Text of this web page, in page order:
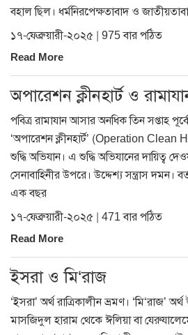
বহাল ছিল। ধর্মনিরপেক্ষতাবাদ ও
১৭-ফেব্রুয়ারী-২০২৫ | 975 বার পঠিত
Read More
অপারেশন ক্লীনহার্ট ও
পবিত্র রামাযান আসার অনধিক তিন সপ্তাহ
‘অপারেশন ক্লীনহার্ট’ (Operation
শুদ্ধি অভিযান। এ শুদ্ধি অভিযানের দায়িত্ব
সেনাবাহিনীর উপরে। উদ্দেশ্য সন্ত্রাস
এক বছর
১৭-ফেব্রুয়ারী-২০২৫ | 471 বার পঠিত
Read More
ইসরা ও মি‘রাজ
‘ইসরা’ অর্থ রাত্রিকালীন ভ্রমণ। ‘মি‘রাজ’
মাসজিদুল হারাম থেকে ঈলিয়া বা